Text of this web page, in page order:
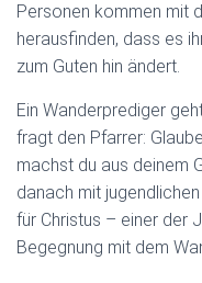
Personen kommen mit
herausfinden, dass es
zum Guten hin ändert.
Ein Wanderprediger
fragt den Pfarrer:
machst du aus deinem
danach mit
für Christus – einer der
Begegnung mit dem